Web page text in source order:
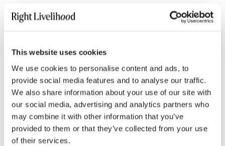
This website uses cookies
We use cookies to personalise content and ads, to
provide social media features and to analyse our traffic.
We also share information about your use of our site with
our social media, advertising and analytics partners who
may combine it with other information that you’ve
provided to them or that they’ve collected from your use
of their services.
DemocracyEconomic Justice Human Rights
01.07.26 NEWS
Cecosesola moviliza la solidaridad
comunitaria tras doble terremoto
en Venezuela
22.06.26 NEWS